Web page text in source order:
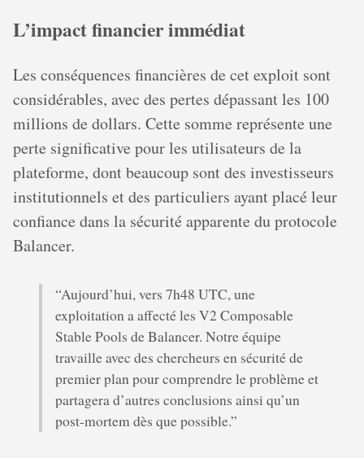
L’impact financier immédiat
Les conséquences financières de cet exploit sont
considérables, avec des pertes dépassant les 100
millions de dollars. Cette somme représente une
perte significative pour les utilisateurs de la
plateforme, dont beaucoup sont des investisseurs
institutionnels et des particuliers ayant placé leur
confiance dans la sécurité apparente du protocole
Balancer.
“Aujourd’hui, vers 7h48 UTC, une
exploitation a affecté les V2 Composable
Stable Pools de Balancer. Notre équipe
travaille avec des chercheurs en sécurité de
premier plan pour comprendre le problème et
partagera d’autres conclusions ainsi qu’un
post-mortem dès que possible.”